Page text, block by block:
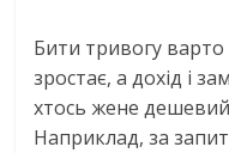
Бити тривогу варто
зростає, а дохід і
хтось жене дешевий
Наприклад, за